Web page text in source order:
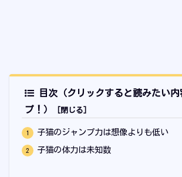
目次（クリックすると読みたい
プ！）
子猫のジャンプ力は想像よりも低い
子猫の体力は未知数